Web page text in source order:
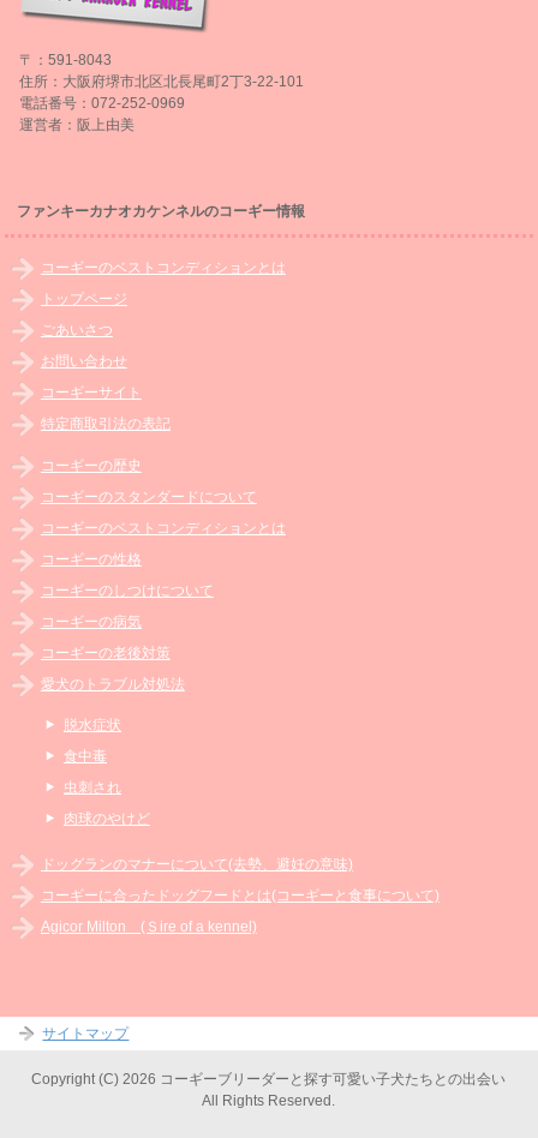
〒：591-8043
住所：大阪府堺市北区北長尾町2丁3-22-101
電話番号：072-252-0969
運営者：阪上由美
ファンキーカナオカケンネルのコーギー情報
コーギーのベストコンディションとは
トップページ
ごあいさつ
お問い合わせ
コーギーサイト
特定商取引法の表記
コーギーの歴史
コーギーのスタンダードについて
コーギーのベストコンディションとは
コーギーの性格
コーギーのしつけについて
コーギーの病気
コーギーの老後対策
愛犬のトラブル対処法
脱水症状
食中毒
虫刺され
肉球のやけど
ドッグランのマナーについて(去勢、避妊の意味)
コーギーに合ったドッグフードとは(コーギーと食事について)
Agicor Milton (Ｓire of a kennel)
サイトマップ
Copyright (C) 2026 コーギーブリーダーと探す可愛い子犬たちとの出会い
All Rights Reserved.